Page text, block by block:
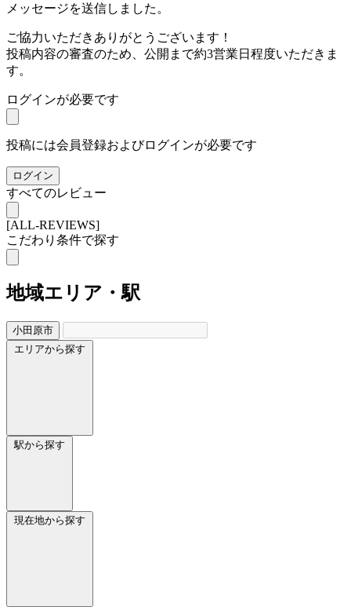
メッセージを送信しました。
ご協力いただきありがとうございます！
投稿内容の審査のため、公開まで約3営業日程度いただきま
す。
ログインが必要です
投稿には会員登録およびログインが必要です
ログイン
すべてのレビュー
[ALL-REVIEWS]
こだわり条件で探す
地域エリア・駅
小田原市
エリアから探す
駅から探す
現在地から探す